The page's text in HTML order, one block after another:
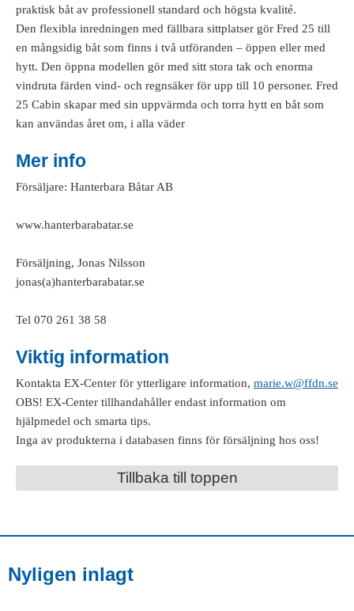
praktisk båt av professionell standard och högsta kvalité.
Den flexibla inredningen med fällbara sittplatser gör Fred 25 till
en mångsidig båt som finns i två utföranden – öppen eller med
hytt. Den öppna modellen gör med sitt stora tak och enorma
vindruta färden vind- och regnsäker för upp till 10 personer. Fred
25 Cabin skapar med sin uppvärmda och torra hytt en båt som
kan användas året om, i alla väder
Mer info
Försäljare: Hanterbara Båtar AB
www.hanterbarabatar.se
Försäljning, Jonas Nilsson
jonas(a)hanterbarabatar.se
Tel 070 261 38 58
Viktig information
Kontakta EX-Center för ytterligare information, marie.w@ffdn.se
OBS! EX-Center tillhandahåller endast information om
hjälpmedel och smarta tips.
Inga av produkterna i databasen finns för försäljning hos oss!
Tillbaka till toppen
Nyligen inlagt